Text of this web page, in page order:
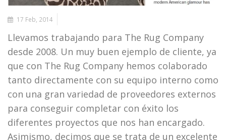
17 Feb, 2014
Llevamos trabajando para The Rug Company
desde 2008. Un muy buen ejemplo de cliente, ya
que con The Rug Company hemos colaborado
tanto directamente con su equipo interno como
con una gran variedad de proveedores externos
para conseguir completar con éxito los
diferentes proyectos que nos han encargado.
Asimismo, decimos que se trata de un excelente